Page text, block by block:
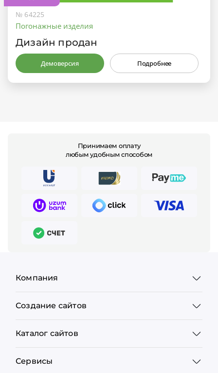
№ 64225
Погонажные изделия
Дизайн продан
Демоверсия Подробнее
Принимаем оплату
любым удобным способом
Компания
Создание сайтов
Каталог сайтов
Сервисы